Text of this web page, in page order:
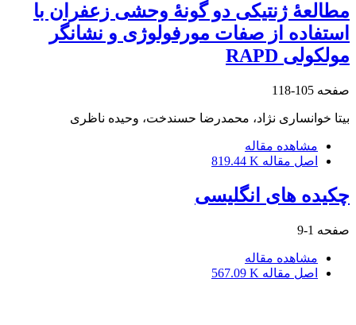
مطالعۀ ژنتیکی دو گونۀ وحشی زعفران با
استفاده از صفات مورفولوژی و نشانگر
مولکولی RAPD
صفحه 105-118
بیتا خوانساری نژاد، محمدرضا حسندخت، وحیده ناظری
مشاهده مقاله
اصل مقاله 819.44 K
چکیده های انگلیسی
صفحه 1-9
مشاهده مقاله
اصل مقاله 567.09 K